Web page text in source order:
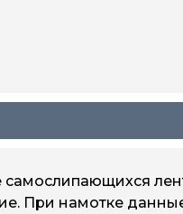
При намотке